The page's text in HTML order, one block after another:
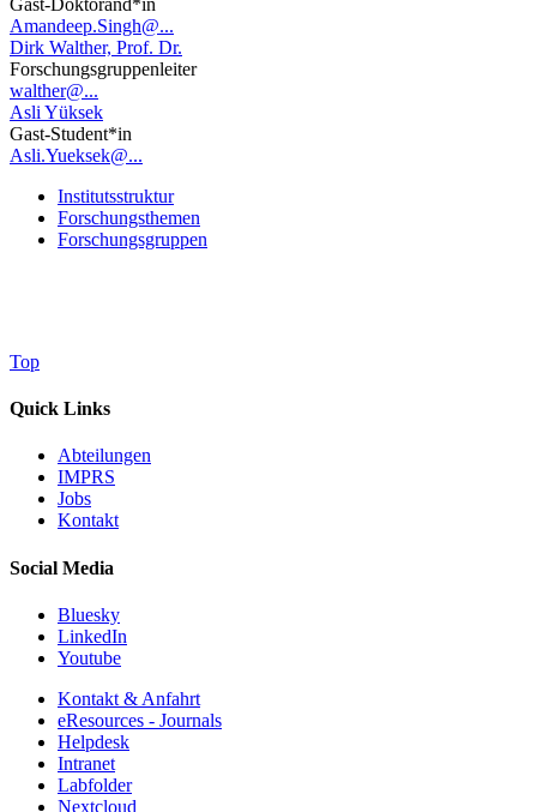
Amandeep.Singh@...
Dirk Walther, Prof. Dr.
Forschungsgruppenleiter
walther@...
Asli Yüksek
Gast-Student*in
Asli.Yueksek@...
Institutsstruktur
Forschungsthemen
Forschungsgruppen
Top
Quick Links
Abteilungen
IMPRS
Jobs
Kontakt
Social Media
Bluesky
LinkedIn
Youtube
Kontakt & Anfahrt
eResources - Journals
Helpdesk
Intranet
Labfolder
Nextcloud